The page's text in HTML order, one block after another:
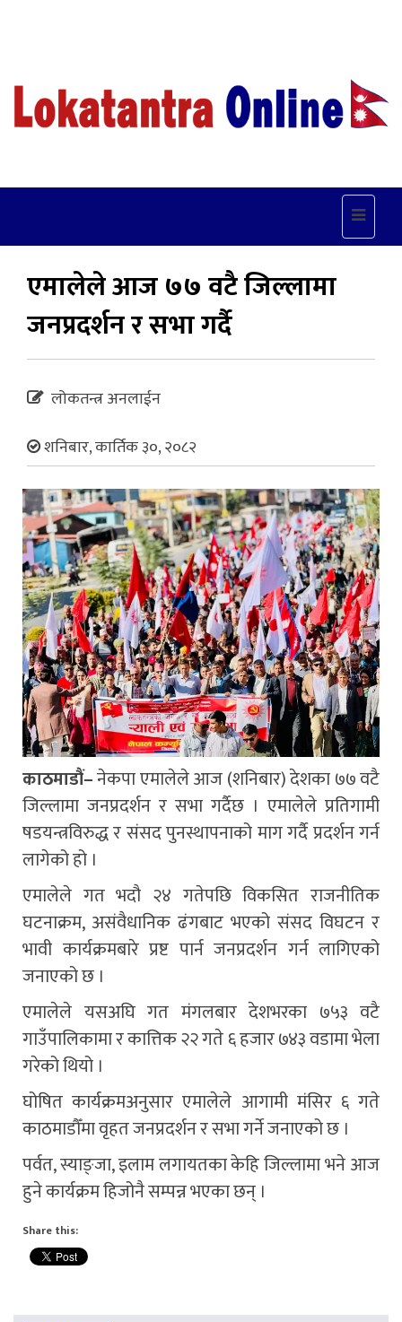
Toggle
एमालेले आज ७७ वटै जिल्लामा
जनप्रदर्शन र सभा गर्दै
लोकतन्त्र अनलाईन
शनिबार, कार्तिक ३०, २०८२
काठमाडौं–नेकपा एमालेले आज (शनिबार) देशका ७७ वटै
जिल्लामा जनप्रदर्शन र सभा गर्दैछ । एमालेले प्रतिगामी
षडयन्त्रविरुद्ध र संसद पुनस्थापनाको माग गर्दै प्रदर्शन गर्न
लागेको हो ।
एमालेले गत भदौ २४ गतेपछि विकसित राजनीतिक
घटनाक्रम, असंवैधानिक ढंगबाट भएको संसद विघटन र
भावी कार्यक्रमबारे प्रष्ट पार्न जनप्रदर्शन गर्न लागिएको
जनाएको छ ।
एमालेले यसअघि गत मंगलबार देशभरका ७५३ वटै
गाउँपालिकामा र कात्तिक २२ गते ६ हजार ७४३ वडामा भेला
गरेको थियो ।
घोषित कार्यक्रमअनुसार एमालेले आगामी मंसिर ६ गते
काठमाडौँमा वृहत जनप्रदर्शन र सभा गर्ने जनाएको छ ।
पर्वत, स्याङ्जा, इलाम लगायतका केहि जिल्लामा भने आज
हुने कार्यक्रम हिजोनै सम्पन्न भएका छन् ।
Share this: